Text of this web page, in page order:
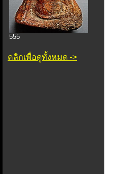
555
คลิกเพื่อดูทั้งหมด ->